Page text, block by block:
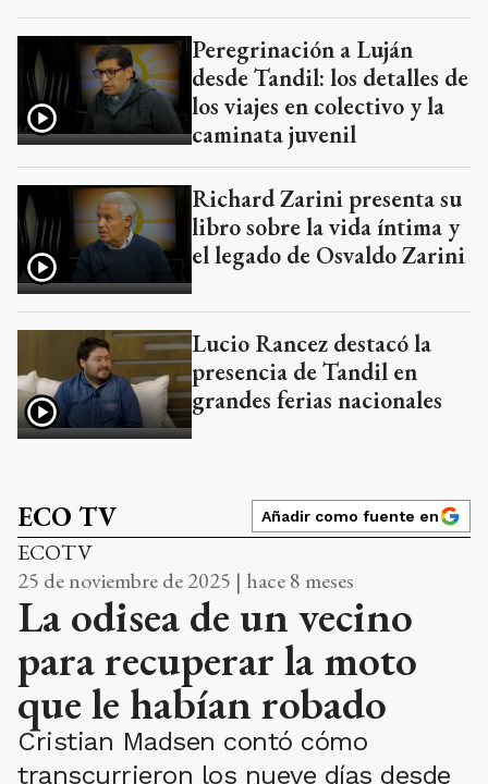
Peregrinación a Luján
desde Tandil: los detalles de
los viajes en colectivo y la
caminata juvenil
Richard Zarini presenta su
libro sobre la vida íntima y
el legado de Osvaldo Zarini
Lucio Rancez destacó la
presencia de Tandil en
grandes ferias nacionales
ECO TV Añadir como fuente en
ECOTV
25 de noviembre de 2025 | hace 8 meses
La odisea de un vecino
para recuperar la moto
que le habían robado
Cristian Madsen contó cómo
transcurrieron los nueve días desde